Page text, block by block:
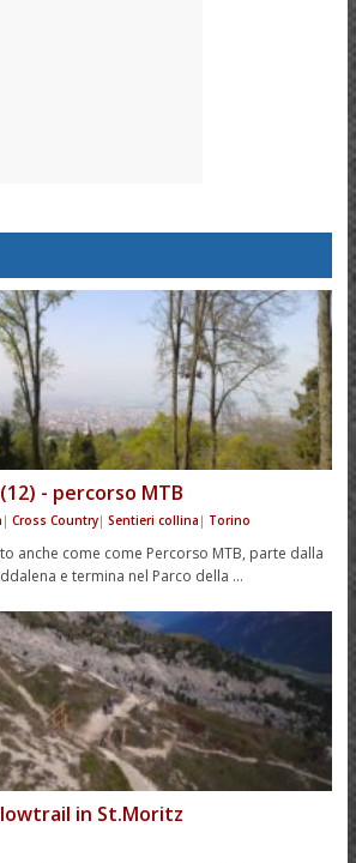
- percorso MTB
| Cross Country| Sentieri collina | Torino
anche come come Percorso MTB, parte dalla
e termina nel Parco della …
in St.Moritz